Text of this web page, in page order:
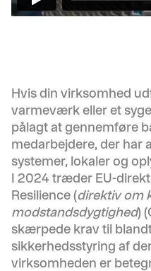
Hvis din virksomhed
varmeværk eller et
pålagt at gennemføre
medarbejdere, der har
systemer, lokaler og
I 2024 træder EU-
Resilience (direktiv om
modstandsdygtighed)
skærpede krav til
sikkerhedsstyring af
virksomheden er